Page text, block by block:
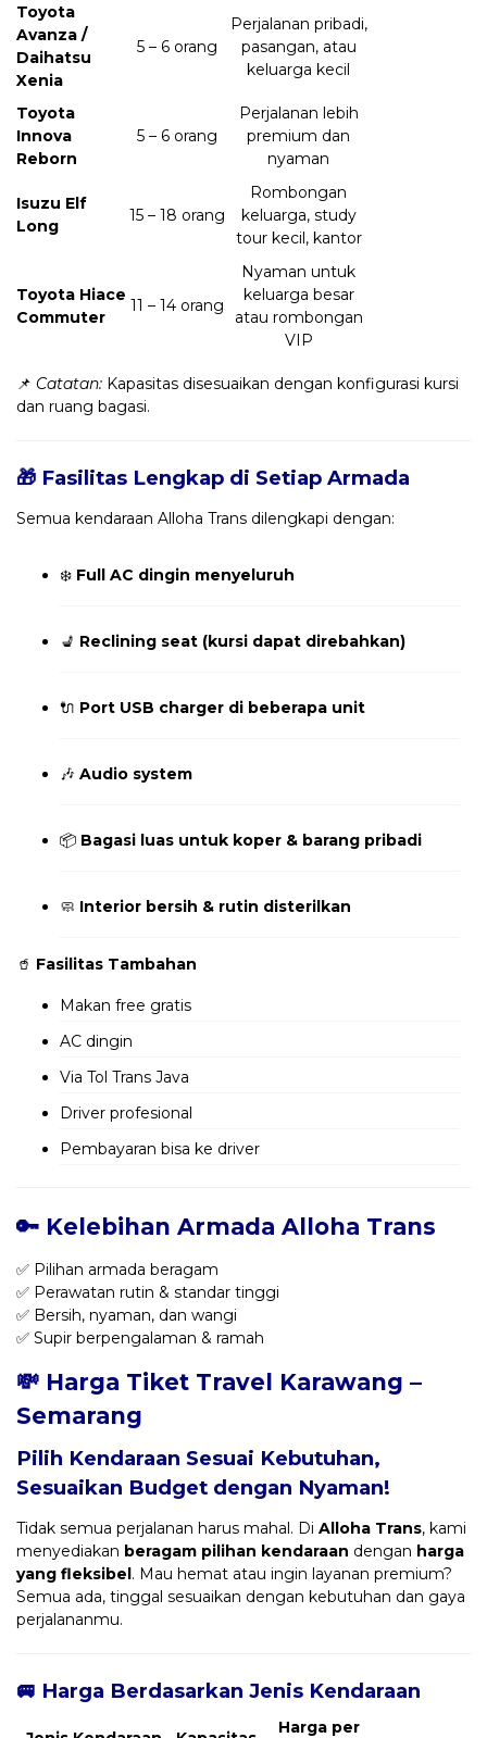
Toyota
Avanza /
Daihatsu
Xenia
5 – 6 orang
Perjalanan pribadi,
pasangan, atau
keluarga kecil
Toyota
Innova
Reborn
5 – 6 orang
Perjalanan lebih
premium dan
nyaman
Isuzu Elf
Long
15 – 18 orang
Rombongan
keluarga, study
tour kecil, kantor
Toyota Hiace
Commuter
11 – 14 orang
Nyaman untuk
keluarga besar
atau rombongan
VIP
📌 Catatan: Kapasitas disesuaikan dengan konfigurasi kursi
dan ruang bagasi.
🎁 Fasilitas Lengkap di Setiap Armada
Semua kendaraan Alloha Trans dilengkapi dengan:
❄️ Full AC dingin menyeluruh
💺 Reclining seat (kursi dapat direbahkan)
🔌 Port USB charger di beberapa unit
🎶 Audio system
📦 Bagasi luas untuk koper & barang pribadi
🧼 Interior bersih & rutin disterilkan
🥤 Fasilitas Tambahan
Makan free gratis
AC dingin
Via Tol Trans Java
Driver profesional
Pembayaran bisa ke driver
🔑 Kelebihan Armada Alloha Trans
✅ Pilihan armada beragam
✅ Perawatan rutin & standar tinggi
✅ Bersih, nyaman, dan wangi
✅ Supir berpengalaman & ramah
💸 Harga Tiket Travel Karawang –
Semarang
Pilih Kendaraan Sesuai Kebutuhan,
Sesuaikan Budget dengan Nyaman!
Tidak semua perjalanan harus mahal. Di Alloha Trans, kami
menyediakan beragam pilihan kendaraan dengan harga
yang fleksibel. Mau hemat atau ingin layanan premium?
Semua ada, tinggal sesuaikan dengan kebutuhan dan gaya
perjalananmu.
🚐 Harga Berdasarkan Jenis Kendaraan
Harga per